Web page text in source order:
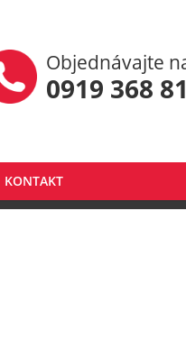
Objednávajte
0919 368
KONTAKT